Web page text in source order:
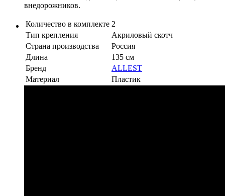
внедорожников.
Количество в комплекте 2
Тип крепления
Акриловый скотч
Страна производства
Россия
Длина
135 см
Бренд
ALLEST
Материал
Пластик